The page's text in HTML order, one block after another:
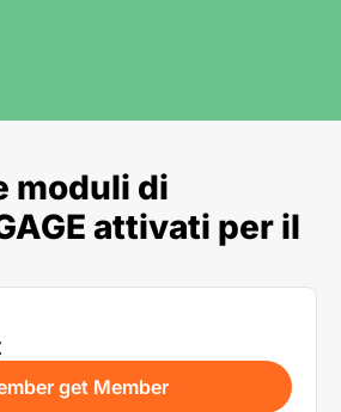
moduli di
attivati per il
get Member